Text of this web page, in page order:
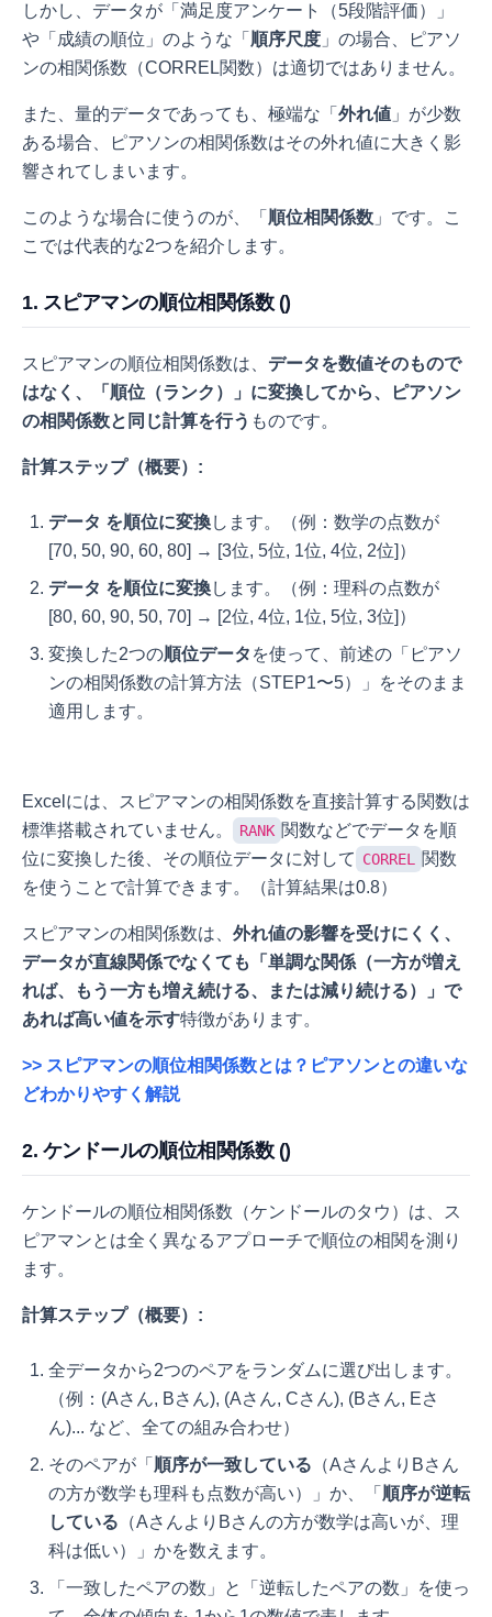
しかし、データが「満足度アンケート（5段階評価）」
や「成績の順位」のような「 順序尺度 」の場合、ピアソ
ンの相関係数（CORREL関数）は適切ではありません。
また、量的データであっても、極端な「 外れ値 」が少数
ある場合、ピアソンの相関係数はその外れ値に大きく影
響されてしまいます。
このような場合に使うのが、「 順位相関係数 」です。こ
こでは代表的な2つを紹介します。
1. スピアマンの順位相関係数 ()
スピアマンの順位相関係数は、 データを数値そのもので
はなく、「順位（ランク）」に変換してから、ピアソン
の相関係数と同じ計算を行う ものです。
計算ステップ（概要）:
データ を順位に変換します。（例：数学の点数が
[70, 50, 90, 60, 80] → [3位, 5位, 1位, 4位, 2位]）
データ を順位に変換します。（例：理科の点数が
[80, 60, 90, 50, 70] → [2位, 4位, 1位, 5位, 3位]）
変換した2つの順位データ を使って、前述の「ピアソ
ンの相関係数の計算方法（STEP1〜5）」をそのまま
適用します。
Excelには、スピアマンの相関係数を直接計算する関数は
標準搭載されていません。
RANK 関数などでデータを順
位に変換した後、その順位データに対して CORREL
関数
を使うことで計算できます。（計算結果は0.8）
スピアマンの相関係数は、 外れ値の影響を受けにくく、
データが直線関係でなくても「単調な関係（一方が増え
れば、もう一方も増え続ける、または減り続ける）」で
あれば高い値を示す特徴があります。
>> スピアマンの順位相関係数とは？ピアソンとの違いな
どわかりやすく解説
2. ケンドールの順位相関係数 ()
ケンドールの順位相関係数（ケンドールのタウ）は、ス
ピアマンとは全く異なるアプローチで順位の相関を測り
ます。
計算ステップ（概要）:
全データから2つのペアをランダムに選び出します。
（例：(Aさん, Bさん), (Aさん, Cさん), (Bさん, Eさ
ん)... など、全ての組み合わせ）
そのペアが「 順序が一致している （AさんよりBさん
の方が数学も理科も点数が高い）」か、「 順序が逆転
している （AさんよりBさんの方が数学は高いが、理
科は低い）」かを数えます。
「一致したペアの数」と「逆転したペアの数」を使っ